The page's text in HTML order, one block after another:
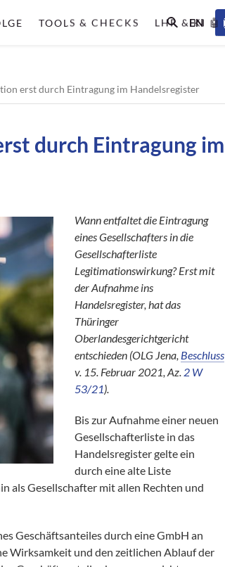
TOOLS & CHECKS LHR & KI 🤖
EN
erst durch Eintragung im Handelsregister
durch Eintragung im
Wann entfaltet die Eintragung
eines Gesellschafters in die
Gesellschafterliste
Legitimationswirkung? Erst mit
der Aufnahme ins
Handelsregister, hat das
Thüringer
Oberlandesgerichtgericht
entschieden (OLG Jena, Beschluss
v. 15. Februar 2021, Az. 2 W
53/21).
Bis zur Aufnahme einer neuen
Gesellschafterliste in das
Handelsregister gelte ein
durch eine alte Liste
als Gesellschafter mit allen Rechten und
Geschäftsanteiles durch eine GmbH an
Wirksamkeit und den zeitlichen Ablauf der